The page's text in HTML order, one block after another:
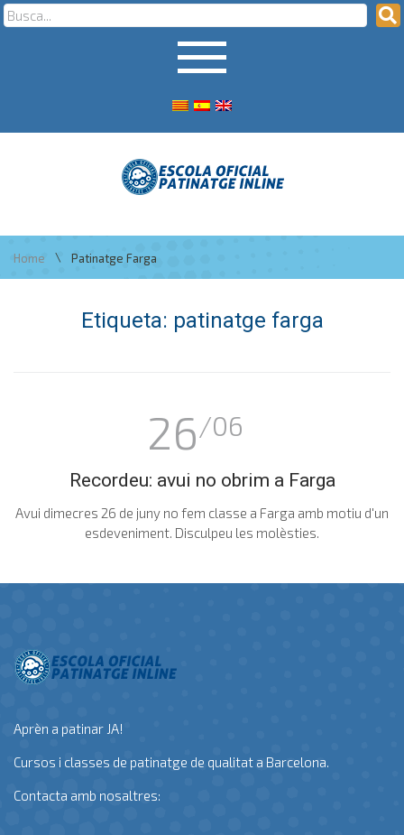
Home \ Patinatge Farga
Etiqueta: patinatge farga
26/06
Recordeu: avui no obrim a Farga
Avui dimecres 26 de juny no fem classe a Farga amb motiu d'un
esdeveniment. Disculpeu les molèsties.
Aprèn a patinar JA!
Cursos i classes de patinatge de qualitat a Barcelona.
Contacta amb nosaltres: